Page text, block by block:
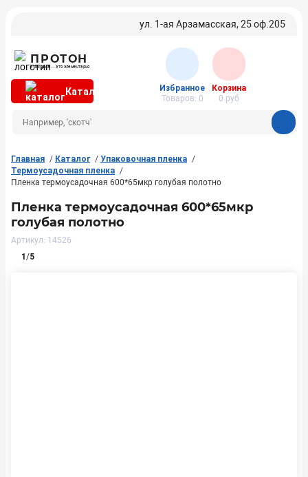
ул. 1-ая Арзамасская, 25 оф.205
ПРОТОН
Упаковка — это элементарно
Каталог
Избранное
Товаров: 0
Корзина
0 руб
Главная Каталог
Упаковочная пленка
Термоусадочная пленка
Пленка термоусадочная 600*65мкр голубая полотно
Пленка термоусадочная 600*65мкр
голубая полотно
Артикул: 14526
1 /5